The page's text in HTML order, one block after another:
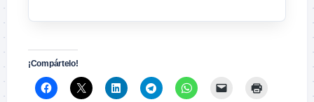
¡Compártelo!